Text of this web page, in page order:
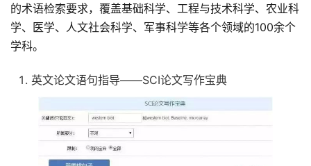
的术语检索要求，覆盖基础科学、工程与技术科学、农业科
学、医学、人文社会科学、军事科学等各个领域的100余个
学科。
英文论文语句指导——SCI论文写作宝典